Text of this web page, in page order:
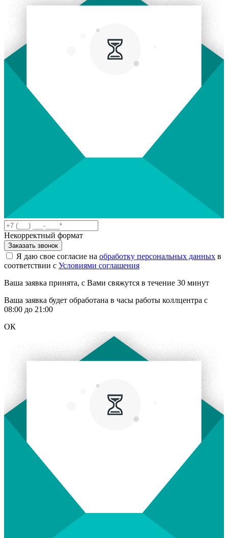
Некорректный формат
Заказать звонок
Я даю свое согласие на обработку персональных данных в
соответствии с Условиями соглашения
Ваша заявка принята, с Вами свяжутся в течение 30 минут
Ваша заявка будет обработана в часы работы коллцентра с
08:00 до 21:00
ОК